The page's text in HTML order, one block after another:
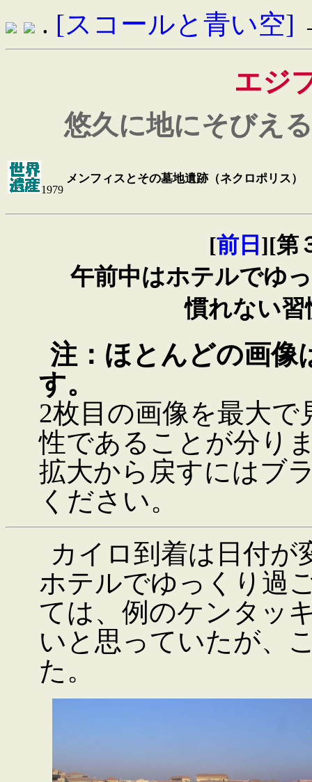
. [スコールと青い空]
エジ
悠久に地にそびえ
1979
メンフィスとその墓地遺跡（ネクロポリス）
[前日 ][第
午前中はホテルでゆ
慣れない
注：ほとんどの画像
す。
2枚目の画像を最大
性であることが分り
拡大から戻すにはブ
ください。
カイロ到着は日付が
ホテルでゆっくり過
ては、例のケンタッ
いと思っていたが、
た。